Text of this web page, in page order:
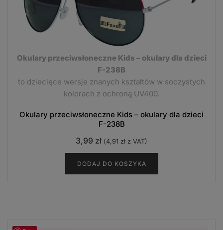
Okulary przeciwsłoneczne Kids – okulary dla dzieci
F-238B
to dziecięce wersje znanych kształtów w soczystych
kolorach z ochroną UV400.
Okulary przeciwsłoneczne Kids – okulary dla dzieci
F-238B
3,99 zł (4,91 zł z VAT)
DODAJ DO KOSZYKA